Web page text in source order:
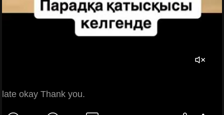
late okay Thank you.